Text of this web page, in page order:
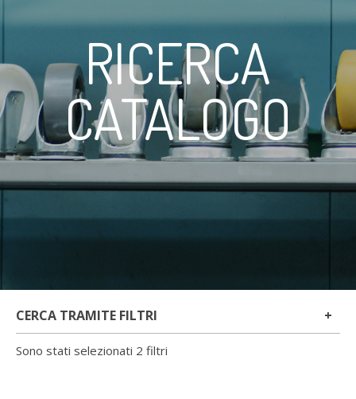
RICERCA
CATALOGO
CERCA TRAMITE FILTRI
Sono stati selezionati 2 filtri